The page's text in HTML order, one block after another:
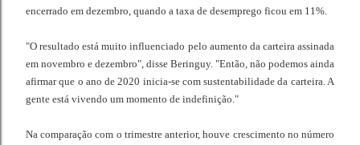
encerrado em dezembro, quando a taxa de desemprego ficou em 11%.
"O resultado está muito influenciado pelo aumento da carteira assinada
em novembro e dezembro", disse Beringuy. "Então, não podemos ainda
afirmar que o ano de 2020 inicia-se com sustentabilidade da carteira. A
gente está vivendo um momento de indefinição."
Na comparação com o trimestre anterior, houve crescimento no número